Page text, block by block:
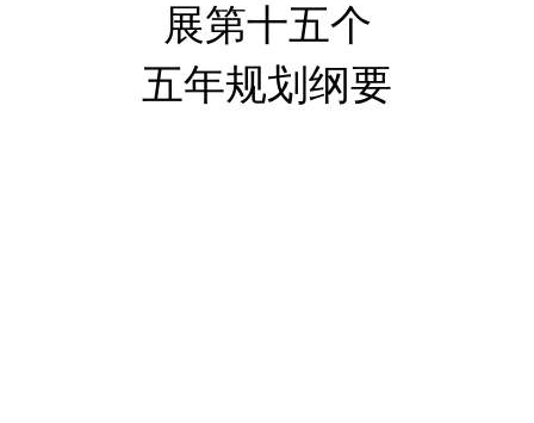
展第十五个
五年规划 纲要